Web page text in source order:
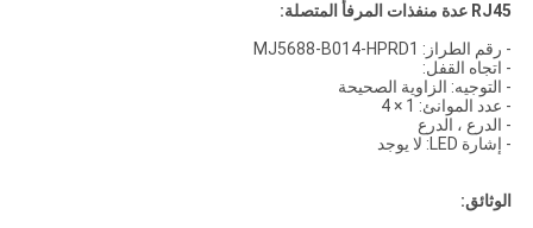
RJ45 عدة منفذات المرفأ المتصلة:
- رقم الطراز: MJ5688-B014-HPRD1
- اتجاه القفل:
- التوجيه: الزاوية الصحيحة
- عدد الموانئ: 1 × 4
- الدرع ، الدرع
- إشارة LED: لا يوجد
الوثائق: